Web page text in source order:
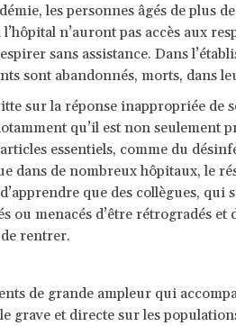
les personnes âgés de plus
n’auront pas accès aux
sans assistance. Dans
sont abandonnés, morts, dans
sur la réponse inappropriée de
qu’il est non seulement
essentiels, comme du
dans de nombreux hôpitaux, le
que des collègues, qui
ou menacés d’être rétrogradés et
rentrer.
de grande ampleur qui
grave et directe sur les